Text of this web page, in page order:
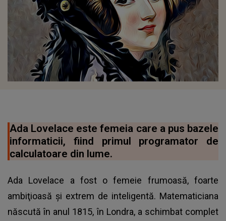
Ada Lovelace este femeia care a pus bazele
informaticii, fiind primul programator de
calculatoare din lume.
Ada Lovelace a fost o femeie frumoasă, foarte
ambiţioasă şi extrem de inteligentă. Matematiciana
născută în anul 1815, în Londra, a schimbat complet